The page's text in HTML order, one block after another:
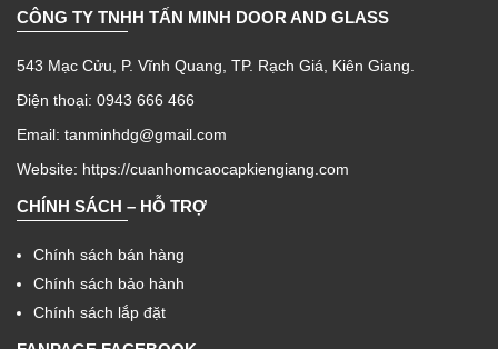
CÔNG TY TNHH TẤN MINH DOOR AND GLASS
543 Mạc Cửu, P. Vĩnh Quang, TP. Rạch Giá, Kiên Giang.
Điện thoại: 0943 666 466
Email: tanminhdg@gmail.com
Website: https://cuanhomcaocapkiengiang.com
CHÍNH SÁCH – HỖ TRỢ
Chính sách bán hàng
Chính sách bảo hành
Chính sách lắp đặt